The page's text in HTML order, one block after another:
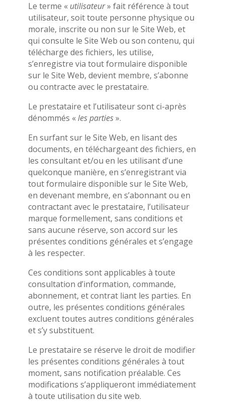
Le terme « utilisateur» fait référence à tout
utilisateur, soit toute personne physique ou
morale, inscrite ou non sur le Site Web, et
qui consulte le Site Web ou son contenu, qui
télécharge des fichiers, les utilise,
s’enregistre via tout formulaire disponible
sur le Site Web, devient membre, s’abonne
ou contracte avec le prestataire.
Le prestataire et l’utilisateur sont ci-après
dénommés «les parties».
En surfant sur le Site Web, en lisant des
documents, en téléchargeant des fichiers, en
les consultant et/ou en les utilisant d’une
quelconque manière, en s’enregistrant via
tout formulaire disponible sur le Site Web,
en devenant membre, en s’abonnant ou en
contractant avec le prestataire, l’utilisateur
marque formellement, sans conditions et
sans aucune réserve, son accord sur les
présentes conditions générales et s’engage
à les respecter.
Ces conditions sont applicables à toute
consultation d’information, commande,
abonnement, et contrat liant les parties. En
outre, les présentes conditions générales
excluent toutes autres conditions générales
et s’y substituent.
Le prestataire se réserve le droit de modifier
les présentes conditions générales à tout
moment, sans notification préalable. Ces
modifications s’appliqueront immédiatement
à toute utilisation du site web.